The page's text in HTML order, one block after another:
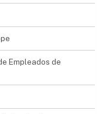
Empleados de